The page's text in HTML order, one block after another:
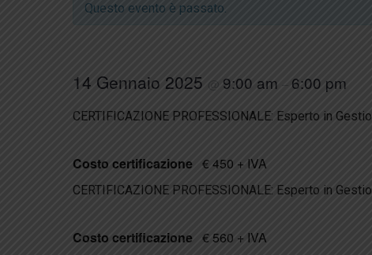
Questo evento è passato.
14 Gennaio 2025 @ 9:00 am – 6:00 pm
CERTIFICAZIONE PROFESSIONALE: Esperto in
Costo certificazione € 450 + IVA
CERTIFICAZIONE PROFESSIONALE: Esperto in
Costo certificazione € 560 + IVA